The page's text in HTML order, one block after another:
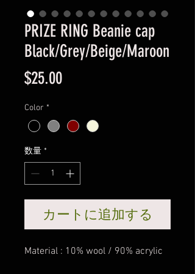
PRIZE RING Beanie cap
Black/Grey/Beige/Maroon
$25.00価
Color *
数量 *
カートに追加する
Material : 10% wool / 90% acrylic